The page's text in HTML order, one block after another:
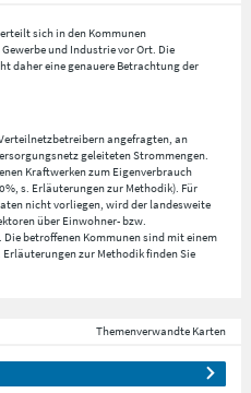
sich in den Kommunen
und Industrie vor Ort. Die
daher eine genauere Betrachtung der
angefragten, an
geleiteten Strommengen.
Kraftwerken zum Eigenverbrauch
s. Erläuterungen zur Methodik). Für
nicht vorliegen, wird der landesweite
über Einwohner- bzw.
betroffenen Kommunen sind mit einem
zur Methodik finden Sie
Themenverwandte Karten